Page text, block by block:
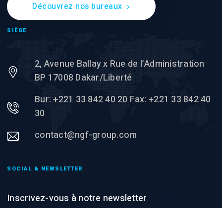
Découvrez nos bureaux
SIÈGE
2, Avenue Ballay x Rue de l’Administration
BP 17008 Dakar/Liberté
Bur: +221 33 842 40 20 Fax: +221 33 842 40
30
contact@ngf-group.com
SOCIAL & NEWSLETTER
Inscrivez-vous à notre newsletter